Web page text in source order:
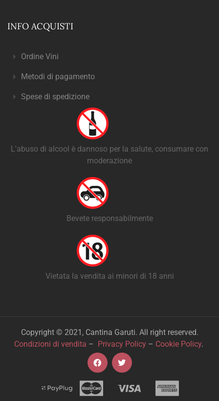
INFO ACQUISTI
Ordine Vini
Metodi di pagamento
Spese di spedizione
L'abuso di alcool è dannoso per la salute, consumare con
moderazione
Bevete responsabilmente
Vietata la vendita ai minori di 18 anni
Copyright © 2021, Cantina Garuti. All right reserved.
Condizioni di vendita – Privacy Policy– Cookie Policy.